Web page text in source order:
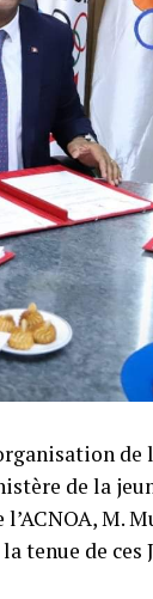
de la
M.
tenue de ces